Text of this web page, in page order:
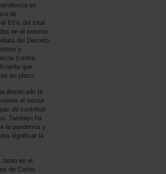
en
de
61% del total
en el entorno
del Decreto
y
(centro
que
en plazo.
destacado la
el sector
de contribuir
También ha
la pandemia y
dignificar la
tanto en el
de Carlos